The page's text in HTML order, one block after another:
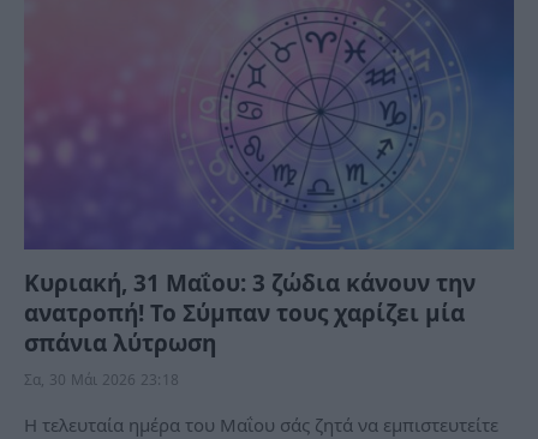
Κυριακή, 31 Μαΐου: 3 ζώδια κάνουν την
ανατροπή! Το Σύμπαν τους χαρίζει μία
σπάνια λύτρωση
Σα, 30 Μάι 2026 23:18
Η τελευταία ημέρα του Μαΐου σάς ζητά να εμπιστευτείτε